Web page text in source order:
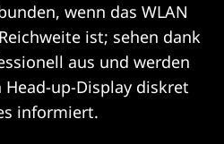
wenn das WLAN
ist; sehen dank
aus und werden
up-Display diskret
informiert.